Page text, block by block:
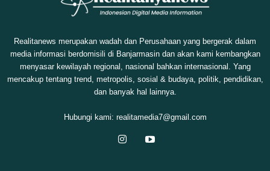
Realitanews merupakan wadah dan Perusahaan yang bergerak dalam
media informasi berdomisili di Banjarmasin dan akan kami kembangkan
menyasar kewilayah regional, nasional bahkan internasional. Yang
mencakup tentang trend, metropolis, sosial & budaya, politik, pendidikan,
dan banyak hal lainnya.
Hubungi kami: realitamedia7@gmail.com